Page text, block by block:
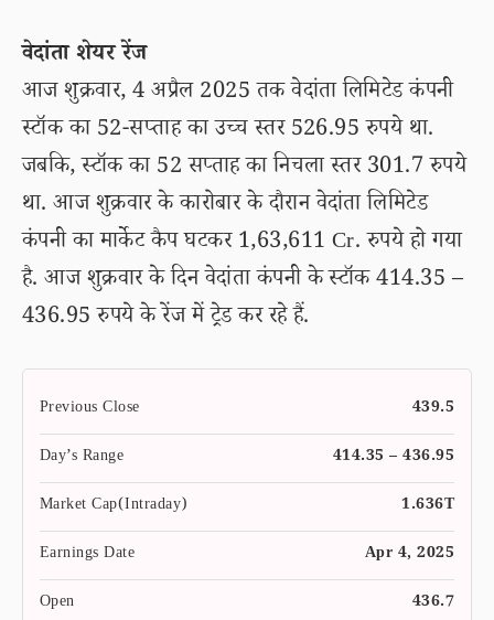
वेदांता शेयर रेंज
आज शुक्रवार, 4 अप्रैल 2025 तक वेदांता लिमिटेड कंपनी
स्टॉक का 52-सप्ताह का उच्च स्तर 526.95 रुपये था.
जबकि, स्टॉक का 52 सप्ताह का निचला स्तर 301.7 रुपये
था. आज शुक्रवार के कारोबार के दौरान वेदांता लिमिटेड
कंपनी का मार्केट कैप घटकर 1,63,611 Cr. रुपये हो गया
है. आज शुक्रवार के दिन वेदांता कंपनी के स्टॉक 414.35 –
436.95 रुपये के रेंज में ट्रेड कर रहे हैं.
Previous Close
439.5
Day’s Range
414.35 – 436.95
Market Cap(Intraday)
1.636T
Earnings Date
Apr 4, 2025
Open
436.7